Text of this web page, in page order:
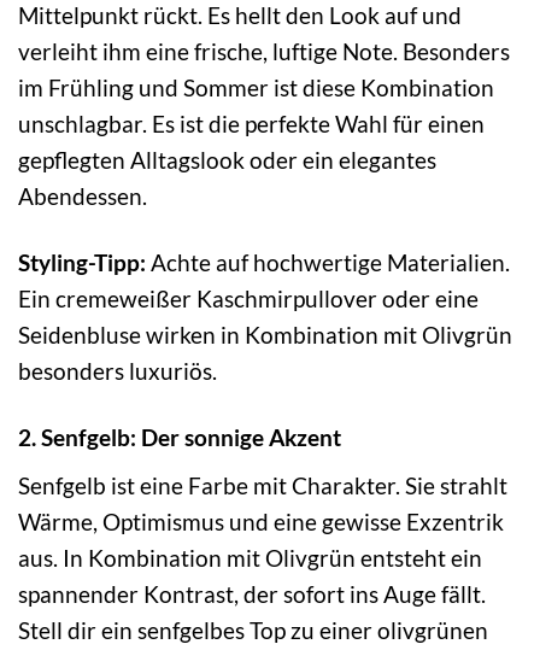
Mittelpunkt rückt. Es hellt den Look auf und
verleiht ihm eine frische, luftige Note. Besonders
im Frühling und Sommer ist diese Kombination
unschlagbar. Es ist die perfekte Wahl für einen
gepflegten Alltagslook oder ein elegantes
Abendessen.
Styling-Tipp: Achte auf hochwertige Materialien.
Ein cremeweißer Kaschmirpullover oder eine
Seidenbluse wirken in Kombination mit Olivgrün
besonders luxuriös.
2. Senfgelb: Der sonnige Akzent
Senfgelb ist eine Farbe mit Charakter. Sie strahlt
Wärme, Optimismus und eine gewisse Exzentrik
aus. In Kombination mit Olivgrün entsteht ein
spannender Kontrast, der sofort ins Auge fällt.
Stell dir ein senfgelbes Top zu einer olivgrünen